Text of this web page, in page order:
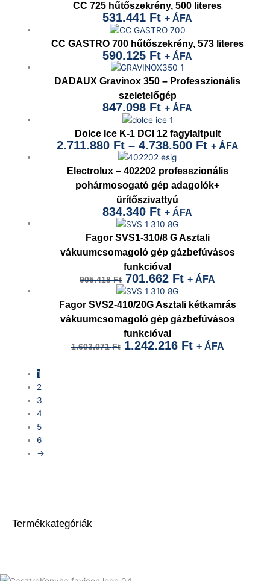
Termékkategóriák
CC 725 hűtőszekrény, 500 literes
531.441 Ft + ÁFA
CC GASTRO 700 hűtőszekrény, 573 literes
590.125 Ft + ÁFA
DADAUX Gravinox 350 – Professzionális
szeletelőgép
847.098 Ft + ÁFA
Dolce Ice K-1 DCI 12 fagylaltpult
2.711.880 Ft– 4.738.500 Ft + ÁFA
Electrolux – 402202 professzionális
pohármosogató gép adagolók+
ürítőszivattyú
834.340 Ft + ÁFA
Fagor SVS1-310/8 G Asztali
vákuumcsomagoló gép gázbefúvásos
funkcióval
905.418Ft
Original
price
was:
905.418 Ft.
701.662 Ft
price
is:
+ ÁFA
Fagor SVS2-410/20G Asztali kétkamrás
vákuumcsomagoló gép gázbefúvásos
funkcióval
1.603.071Ft
Original
price
was:
1.603.071 Ft.
1.242.216 Ft
price
is:
+ ÁFA
1
2
3
4
5
6
→